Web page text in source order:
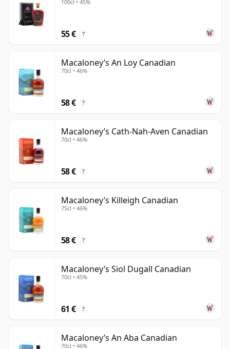
100cl • 45%
55 € ?
Macaloney’s An Loy Canadian
70cl • 46%
58 € ?
Macaloney’s Cath-Nah-Aven Canadian
70cl • 46%
58 € ?
Macaloney’s Killeigh Canadian
75cl • 46%
58 € ?
Macaloney’s Siol Dugall Canadian
70cl • 45%
61 € ?
Macaloney’s An Aba Canadian
70cl • 46%